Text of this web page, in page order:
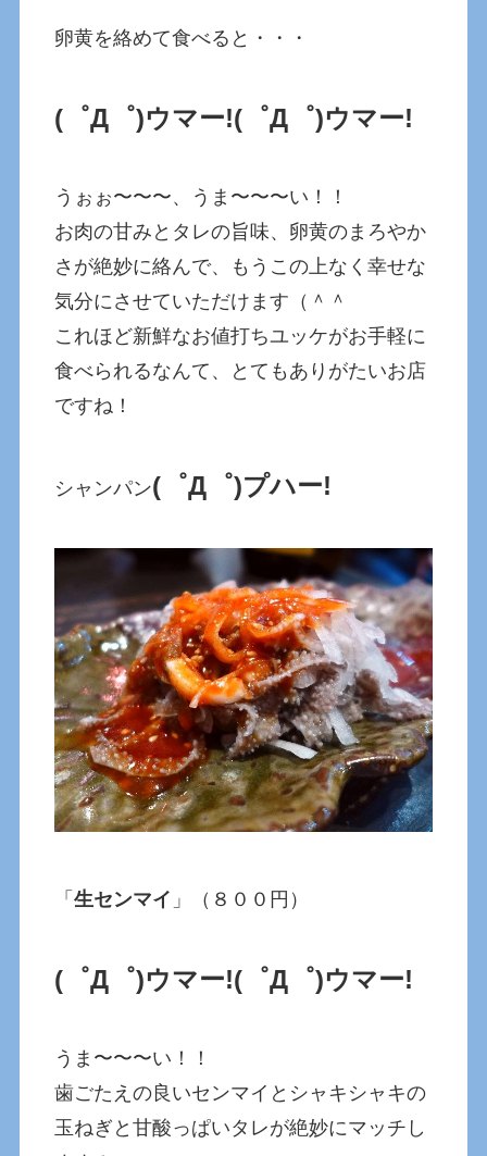
卵黄を絡めて食べると・・・
(゜Д゜)ウマー!(゜Д゜)ウマー!
うぉぉ〜〜〜、うま〜〜〜い！！
お肉の甘みとタレの旨味、卵黄のまろやか
さが絶妙に絡んで、もうこの上なく幸せな
気分にさせていただけます（＾＾
これほど新鮮なお値打ちユッケがお手軽に
食べられるなんて、とてもありがたいお店
ですね！
シャンパン(゜Д゜)プハー!
「生センマイ 」（８００円）
(゜Д゜)ウマー!(゜Д゜)ウマー!
うま〜〜〜い！！
歯ごたえの良いセンマイとシャキシャキの
玉ねぎと甘酸っぱいタレが絶妙にマッチし